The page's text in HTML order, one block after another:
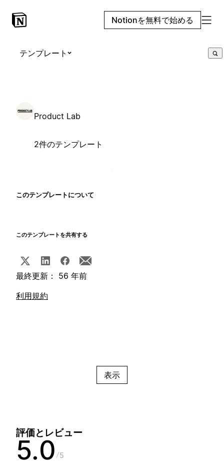
Notionを無料で始める
テンプレート
Product Lab
2件のテンプレート
このテンプレートについて
このテンプレートを共有する
最終更新： 56 年前
利用規約
表示
評価とレビュー
5.0 5